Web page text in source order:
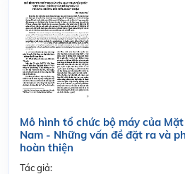
Mô hình tổ chức bộ máy của
Nam - Những vấn đề đặt ra và
hoàn thiện
Tác giả: